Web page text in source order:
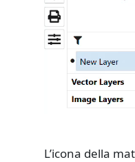
L’icona della